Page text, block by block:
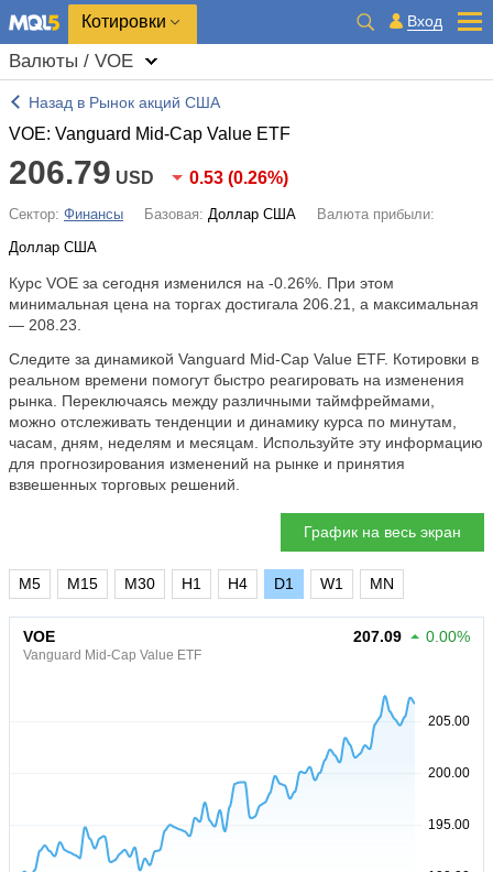
Котировки Вход
Валюты / VOE
Назад в Рынок акций США
VOE: Vanguard Mid-Cap Value ETF
206.79 USD 0.53 (0.26%)
Сектор: Финансы Базовая: Доллар США
Валюта прибыли:
Доллар США
Курс VOE за сегодня изменился на -0.26% . При этом
минимальная цена на торгах достигала 206.21, а максимальная
— 208.23.
Следите за динамикой Vanguard Mid-Cap Value ETF. Котировки в
реальном времени помогут быстро реагировать на изменения
рынка. Переключаясь между различными таймфреймами,
можно отслеживать тенденции и динамику курса по минутам,
часам, дням, неделям и месяцам. Используйте эту информацию
для прогнозирования изменений на рынке и принятия
взвешенных торговых решений.
График на весь экран
M5 M15 M30 H1 H4 D1 W1 MN
VOE
Vanguard Mid-Cap Value ETF
207.09 0.00%